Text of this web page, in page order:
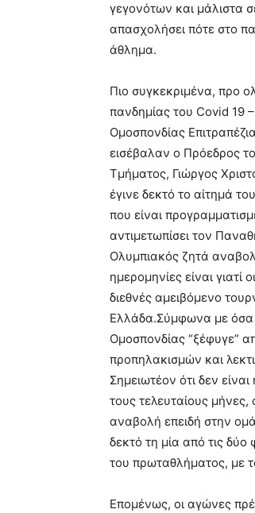
γεγονότων και μάλιστα
απασχολήσει πότε στο
άθλημα.
Πιο συγκεκριμένα, προ
πανδημίας του Covid 19
Ομοσπονδίας
εισέβαλαν ο Πρόεδρος
Τμήματος, Γιώργος
έγινε δεκτό το αίτημά
που είναι
αντιμετωπίσει τον
Ολυμπιακός ζητά
ημερομηνίες είναι
διεθνές αμειβόμενο
Ελλάδα.Σύμφωνα με όσα
Ομοσπονδίας “ξέφυγε”
προπηλακισμών και
Σημειωτέον ότι δεν
τους τελευταίους
αναβολή επειδή στην
δεκτό τη μία από τις
του πρωταθλήματος, με
Επομένως, οι αγώνες